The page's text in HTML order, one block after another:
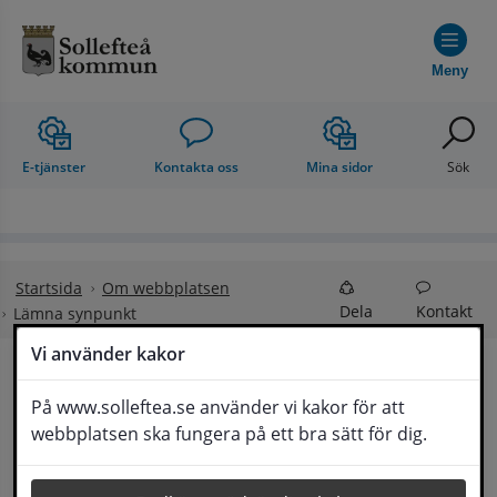
Vi använder kakor
På www.solleftea.se använder vi kakor för att
webbplatsen ska fungera på ett bra sätt för dig.
Meny
E-tjänster Kontakta oss Mina sidor Sök
Startsida
Om webbplatsen
Lämna synpunkt
Dela Kontakt
Lämna synpunkt
Här kan du lämna synpunkter, förslag och